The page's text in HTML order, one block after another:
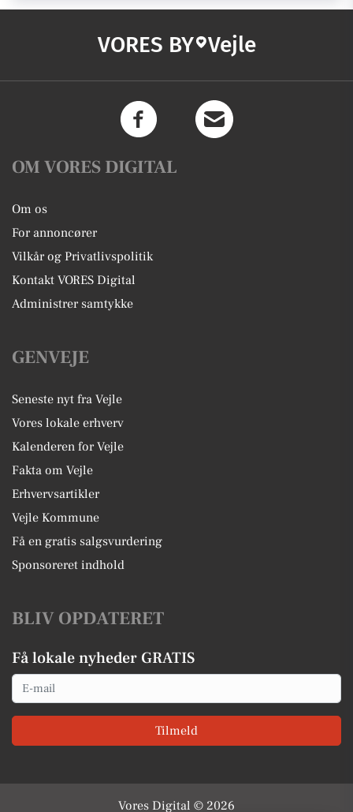
VORES BY Vejle
OM VORES DIGITAL
Om os
For annoncører
Vilkår og Privatlivspolitik
Kontakt VORES Digital
Administrer samtykke
GENVEJE
Seneste nyt fra Vejle
Vores lokale erhverv
Kalenderen for Vejle
Fakta om Vejle
Erhvervsartikler
Vejle Kommune
Få en gratis salgsvurdering
Sponsoreret indhold
BLIV OPDATERET
Få lokale nyheder GRATIS
Email
Tilmeld
Vores Digital © 2026